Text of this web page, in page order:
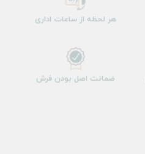
هر لحظه از ساعات اداری
ضمانت اصل بودن فرش